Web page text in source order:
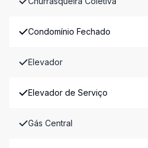
Condomínio Fechado
Elevador
Elevador de Serviço
Gás Central